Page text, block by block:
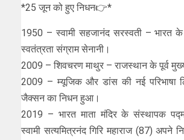
*25 जून को हुए निधन👉*
1950 – स्वामी सहजानंद सरस्वती – भारत के
स्वतंत्रता संग्राम सेनानी।
2009 – शिवचरण माथुर – राजस्थान के पूर्व
2009 – म्यूजिक और डांस की नई परिभाषा
जैक्‍सन का निधन हुआ।
2019 – भारत माता मंदिर के संस्थापक
स्वामी सत्यमित्रनंद गिरि महाराज (87) अपने